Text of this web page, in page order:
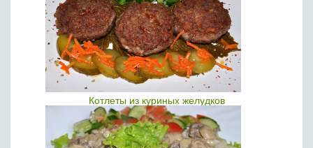
Котлеты из куриных желудков